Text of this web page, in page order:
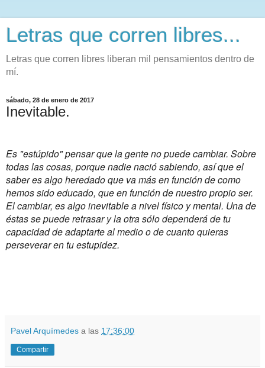
Letras que corren libres...
Letras que corren libres liberan mil pensamientos dentro de
mí.
sábado, 28 de enero de 2017
Inevitable.
Es "estúpido" pensar que la gente no puede cambiar. Sobre
todas las cosas, porque nadie nació sabiendo, así que el
saber es algo heredado que va más en función de como
hemos sido educado, que en función de nuestro propio ser.
El cambiar, es algo inevitable a nivel físico y mental. Una de
éstas se puede retrasar y la otra sólo dependerá de tu
capacidad de adaptarte al medio o de cuanto quieras
perseverar en tu estupidez.
Pavel Arquímedes a las 17:36:00
Compartir